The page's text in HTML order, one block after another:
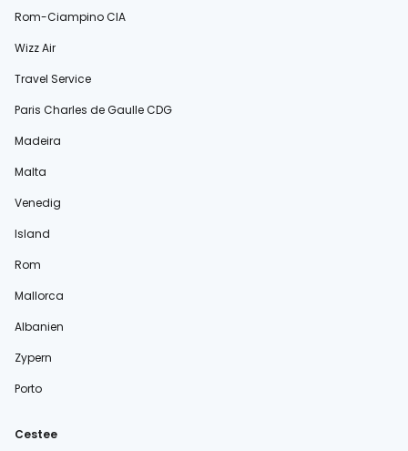
Rom-Ciampino CIA
Wizz Air
Travel Service
Paris Charles de Gaulle CDG
Madeira
Malta
Venedig
Island
Rom
Mallorca
Albanien
Zypern
Porto
Cestee